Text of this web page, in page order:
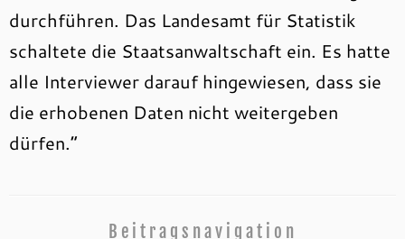
durchführen. Das Landesamt für Statistik
schaltete die Staatsanwaltschaft ein. Es hatte
alle Interviewer darauf hingewiesen, dass sie
die erhobenen Daten nicht weitergeben
dürfen.“
Beitragsnavigation